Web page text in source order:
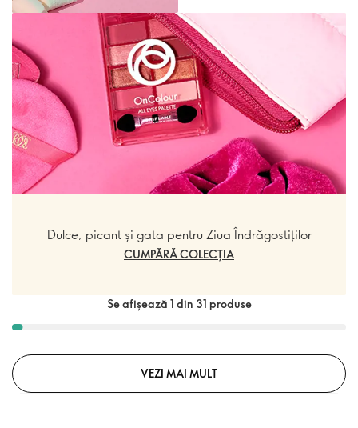
Dulce, picant și gata pentru Ziua Îndrăgostiților
CUMPĂRĂ COLECȚIA
Se afișează 1 din 31 produse
VEZI MAI MULT